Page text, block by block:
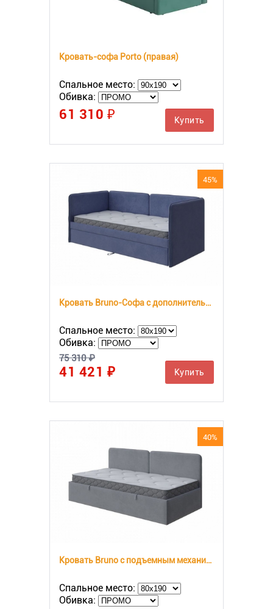
Кровать-софа Porto (правая)
Спальное место:
Обивка:
61 310 ₽ Купить
45%
Кровать Bruno-Софа с дополнительным местом
Спальное место:
Обивка:
75 310 ₽
41 421 ₽ Купить
40%
Кровать Bruno с подъемным механизмом
Спальное место:
Обивка: